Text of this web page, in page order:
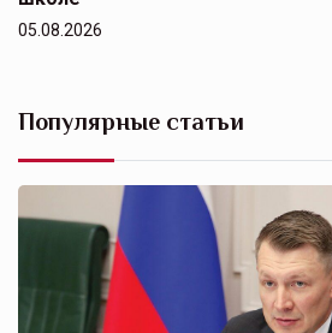
05.08.2026
Популярные статьи